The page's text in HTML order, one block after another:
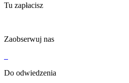
Tu zapłacisz
Zaobserwuj nas
Do odwiedzenia